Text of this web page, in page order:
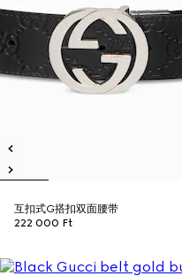
互扣式G搭扣双面腰带
222 000 Ft